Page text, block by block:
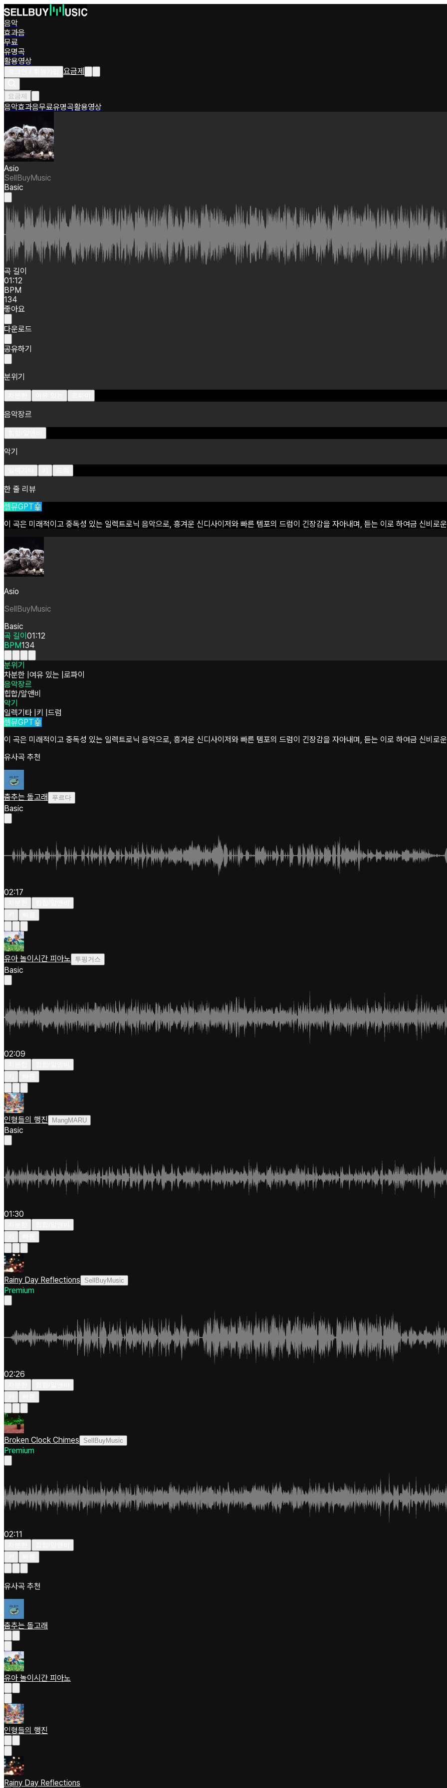
음악
효과음
무료
유명곡
활용영상
요금제
요금제
음악효과음무료유명곡활용영상
Asio
SellBuyMusic
Basic
곡 길이
01:12
BPM
134
좋아요
다운로드
공유하기
분위기
음악장르
악기
한 줄 리뷰
셀뮤GPT🤖
이 곡은 미래적이고 중독성 있는 일렉트로닉 음악으로, 흥겨운 신디사이저와 빠른 템포의 드럼이 긴장감을 자아내며, 듣는 이로 하여금 신비로운
Asio
SellBuyMusic
Basic
곡 길이 01:12
BPM134
분위기
차분한 여유 있는 로파이
음악장르
힙합/알앤비
악기
일렉기타 키 드럼
셀뮤GPT🤖
이 곡은 미래적이고 중독성 있는 일렉트로닉 음악으로, 흥겨운 신디사이저와 빠른 템포의 드럼이 긴장감을 자아내며, 듣는 이로 하여금 신비로
유사곡 추천
춤추는 돌고래 푸르다
Basic
02:17
유아 놀이시간 피아노 투핑거스
Basic
02:09
인형들의 행진 MangMARU
Basic
01:30
Rainy Day Reflections SellBuyMusic
Premium
02:26
Broken Clock Chimes SellBuyMusic
Premium
02:11
유사곡 추천
춤추는 돌고래
유아 놀이시간 피아노
인형들의 행진
Rainy Day Reflections